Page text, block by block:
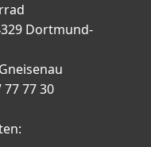
Dortmund-
77 77 30